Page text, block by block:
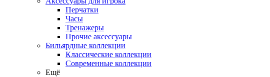
Перчатки
Часы
Тренажеры
Прочие аксессуары
Бильярдные коллекции
Классические коллекции
Современные коллекции
Ещё